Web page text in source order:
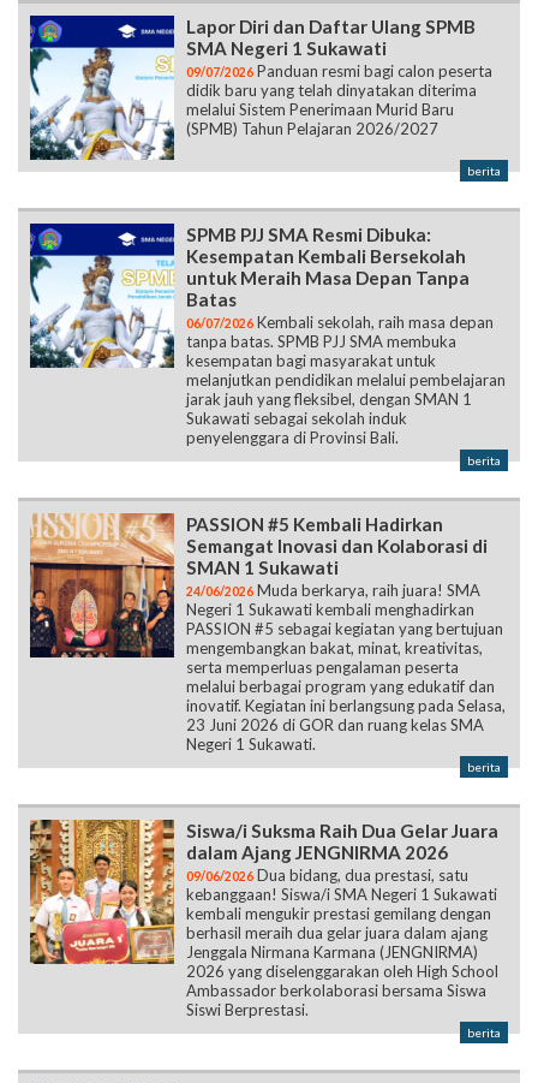
Lapor Diri dan Daftar Ulang SPMB
SMA Negeri 1 Sukawati
09/07/2026 Panduan resmi bagi calon peserta
didik baru yang telah dinyatakan diterima
melalui Sistem Penerimaan Murid Baru
(SPMB) Tahun Pelajaran 2026/2027
berita
SPMB PJJ SMA Resmi Dibuka:
Kesempatan Kembali Bersekolah
untuk Meraih Masa Depan Tanpa
Batas
06/07/2026 Kembali sekolah, raih masa depan
tanpa batas. SPMB PJJ SMA membuka
kesempatan bagi masyarakat untuk
melanjutkan pendidikan melalui pembelajaran
jarak jauh yang fleksibel, dengan SMAN 1
Sukawati sebagai sekolah induk
penyelenggara di Provinsi Bali.
berita
PASSION #5 Kembali Hadirkan
Semangat Inovasi dan Kolaborasi di
SMAN 1 Sukawati
24/06/2026 Muda berkarya, raih juara! SMA
Negeri 1 Sukawati kembali menghadirkan
PASSION #5 sebagai kegiatan yang bertujuan
mengembangkan bakat, minat, kreativitas,
serta memperluas pengalaman peserta
melalui berbagai program yang edukatif dan
inovatif. Kegiatan ini berlangsung pada Selasa,
23 Juni 2026 di GOR dan ruang kelas SMA
Negeri 1 Sukawati.
berita
Siswa/i Suksma Raih Dua Gelar Juara
dalam Ajang JENGNIRMA 2026
09/06/2026 Dua bidang, dua prestasi, satu
kebanggaan! Siswa/i SMA Negeri 1 Sukawati
kembali mengukir prestasi gemilang dengan
berhasil meraih dua gelar juara dalam ajang
Jenggala Nirmana Karmana (JENGNIRMA)
2026 yang diselenggarakan oleh High School
Ambassador berkolaborasi bersama Siswa
Siswi Berprestasi.
berita